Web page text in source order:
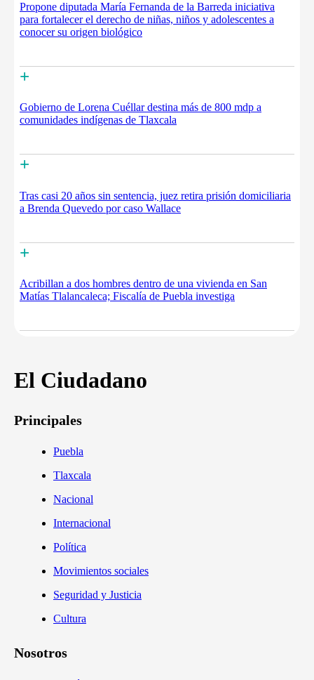
Propone diputada María Fernanda de la Barreda iniciativa
para fortalecer el derecho de niñas, niños y adolescentes a
conocer su origen biológico
+
Gobierno de Lorena Cuéllar destina más de 800 mdp a
comunidades indígenas de Tlaxcala
+
Tras casi 20 años sin sentencia, juez retira prisión domiciliaria
a Brenda Quevedo por caso Wallace
+
Acribillan a dos hombres dentro de una vivienda en San
Matías Tlalancaleca; Fiscalía de Puebla investiga
El Ciudadano
Principales
Puebla
Tlaxcala
Nacional
Internacional
Política
Movimientos sociales
Seguridad y Justicia
Cultura
Nosotros